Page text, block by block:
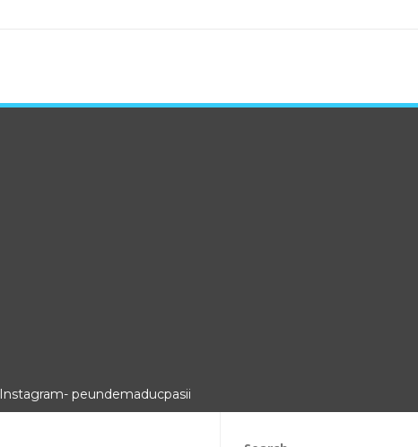
Instagram- peundemaducpasii